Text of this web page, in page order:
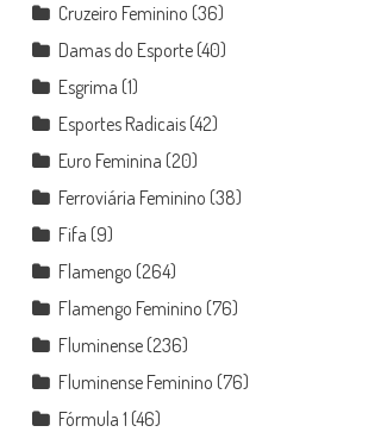
Cruzeiro Feminino (36)
Damas do Esporte(40)
Esgrima (1)
Esportes Radicais(42)
Euro Feminina (20)
Ferroviária Feminino (38)
Fifa (9)
Flamengo (264)
Flamengo Feminino (76)
Fluminense(236)
Fluminense Feminino (76)
Fórmula 1 (46)